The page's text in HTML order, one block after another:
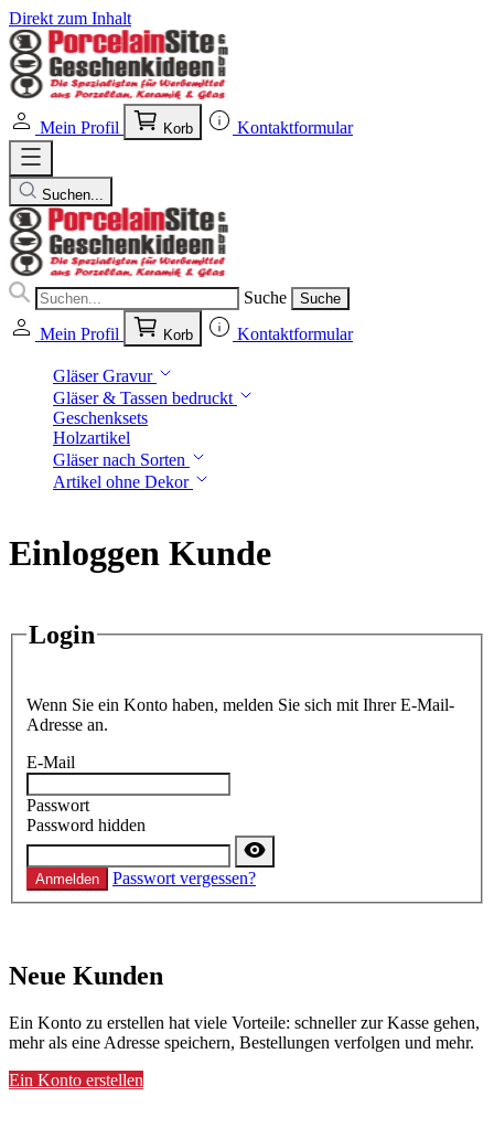
Direkt zum Inhalt
Mein Profil Korb Kontaktformular
Suchen...
Suche Suche
Mein Profil Korb Kontaktformular
Gläser Gravur
Gläser & Tassen bedruckt
Geschenksets
Holzartikel
Gläser nach Sorten
Artikel ohne Dekor
Einloggen Kunde
Login
Wenn Sie ein Konto haben, melden Sie sich mit Ihrer E-Mail-
Adresse an.
E-Mail
Passwort
Password hidden
Anmelden Passwort vergessen?
Neue Kunden
Ein Konto zu erstellen hat viele Vorteile: schneller zur Kasse gehen,
mehr als eine Adresse speichern, Bestellungen verfolgen und mehr.
Ein Konto erstellen